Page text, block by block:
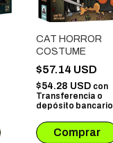
CAT HORROR
COSTUME
$57.14 USD
$54.28 USD con
Transferencia o
depósito bancario